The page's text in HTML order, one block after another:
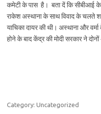
कमेटी के पास है। बता दें कि सीबीआई के
राकेश अस्थाना के साथ विवाद के चलते
याचिका दायर की थी। अस्थाना और
होने के बाद केंद्र की मोदी सरकार ने
Category: Uncategorized